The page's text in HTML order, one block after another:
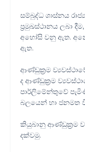
සම්බුද්ධ ශාස්නය
ප්‍රමුඛස්ථානය ලබා
අහෝසි වනු ඇත.
ඇත.
ආණ්ඩුක්‍රම
ද ආණ්ඩුක්‍රම
පාර්ලිමේන්තුවේ
බලයෙන් හා ජනමත
කියුබානු ආණ්ඩුක්‍රම
දක්වමු.